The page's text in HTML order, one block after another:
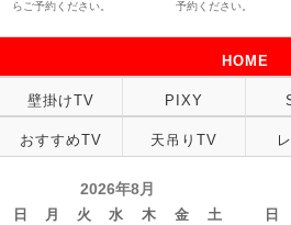
らご予約ください。
予約ください。
HOME
壁掛けTV PIXY
おすすめTV 天吊りTV
2026年8月
日 月 火 水 木 金
土
日